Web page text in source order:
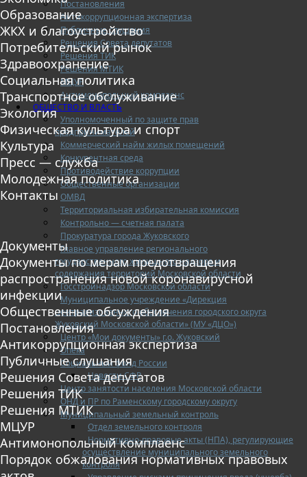
Постановления
Антикоррупционная экспертиза
Публичные слушания
Решения Совета депутатов
Решения ТИК
Решения МТИК
МЦУР
Антимонопольный комплаенс
ОБЩЕСТВО И ВЛАСТЬ
Уполномоченный по защите прав
предпринимателей
Коммерческий найм жилых помещений
Конкурентная среда
Противодействие коррупции
Общественные организации
ОМВД
Территориальная избирательная комиссия
Контрольно — счетная палата
Прокуратура города Жуковского
Главное управление регионального
государственного жилищного надзора и
содержания территорий Московской области
Госстройнадзор Московской области
Муниципальное учреждение «Дирекция
централизованного обеспечения городского округа
Жуковский Московской области» (МУ «ДЦО»)
Центр «Мои документы» г.о. Жуковский
Опека
Социальный фонд России
Новости СФР
Центр занятости населения Московской области
ОНД и ПР по Раменскому городскому округу
Муниципальный земельный контроль
Отдел земельного контроля
Нормативно-правовые акты (НПА), регулирующие
осуществление муниципального земельного
контроля
Образование
ЖКХ и благоустройство
Потребительский рынок
Здравоохранение
Социальная политика
Транспортное обслуживание
Экология
Физическая культура и спорт
Культура
Пресс — служба
Молодежная политика
Контакты
Документы
Документы по мерам предотвращения
распространения новой коронавирусной
инфекции
Общественные обсуждения
Постановления
Антикоррупционная экспертиза
Публичные слушания
Решения Совета депутатов
Решения ТИК
Решения МТИК
МЦУР
Антимонопольный комплаенс
Порядок обжалования нормативных правовых